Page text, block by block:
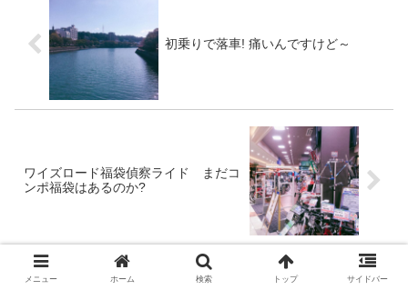
初乗りで落車! 痛いんですけど～
ワイズロード福袋偵察ライド まだコ
ンポ福袋はあるのか?
メニュー ホーム 検索 トップ サイドバー